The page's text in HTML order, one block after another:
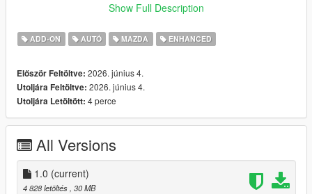
Hands on Wheel
mfur folder goes to:
gtav/mods/update/x64/dlcpacks
mods/update/update.rpf/common/data
Right Click on dlclist.xml then Click on Edit
Show Full Description
ADD-ON AUTÓ MAZDA ENHANCED
Először Feltöltve: 2026. június 4.
Utoljára Feltöltve: 2026. június 4.
Utoljára Letöltött: 4 perce
All Versions
1.0 (current)
4 828 letöltés, 30 MB